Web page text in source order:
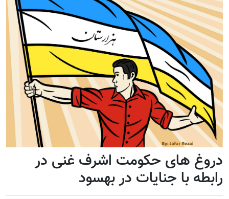
دروغ های حکومت اشرف غنی در
رابطه با جنایات در بهسود